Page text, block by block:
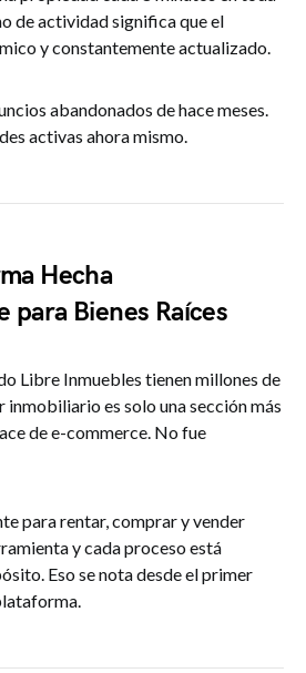
de actividad significa que el
y constantemente actualizado.
abandonados de hace meses.
activas ahora mismo.
Hecha
para Bienes Raíces
Libre Inmuebles tienen millones de
inmobiliario es solo una sección más
de e-commerce. No fue
para rentar, comprar y vender
y cada proceso está
Eso se nota desde el primer